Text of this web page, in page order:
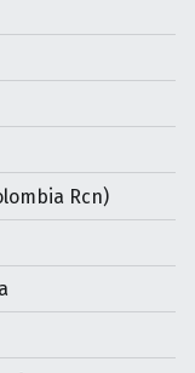
Rcn)